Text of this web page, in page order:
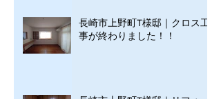
長崎市上野町T様邸｜クロス工
事が終わりました！！